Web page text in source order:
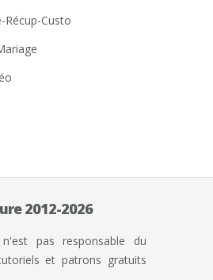
Récup-Custo
2012-2026
pas responsable du
et patrons gratuits